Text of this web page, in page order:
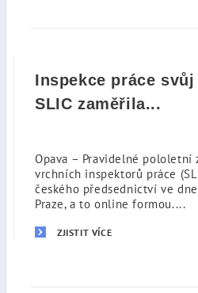
Inspekce práce
SLIC zaměřila...
Opava – Pravidelné pololetní
vrchních inspektorů práce
českého předsednictví ve
Praze, a to online formou....
ZJISTIT VÍCE